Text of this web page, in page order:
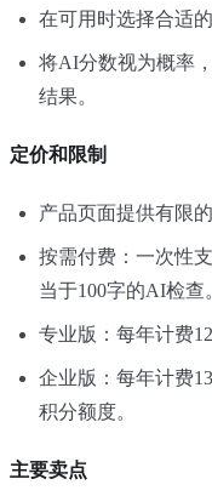
在可用时选择合适
将AI分数视为概率
结果。
定价和限制
产品页面提供有限
按需付费：一次性
当于100字的AI检查
专业版：每年计费
企业版：每年计费
积分额度。
主要卖点